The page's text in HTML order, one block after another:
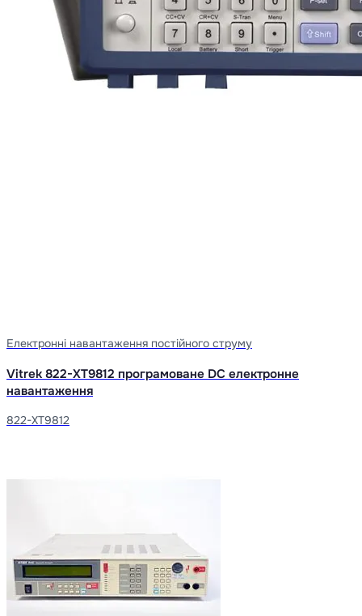
Електронні навантаження постійного струму
Vitrek 822-XT9812 програмоване DC електронне
навантаження
822-XT9812